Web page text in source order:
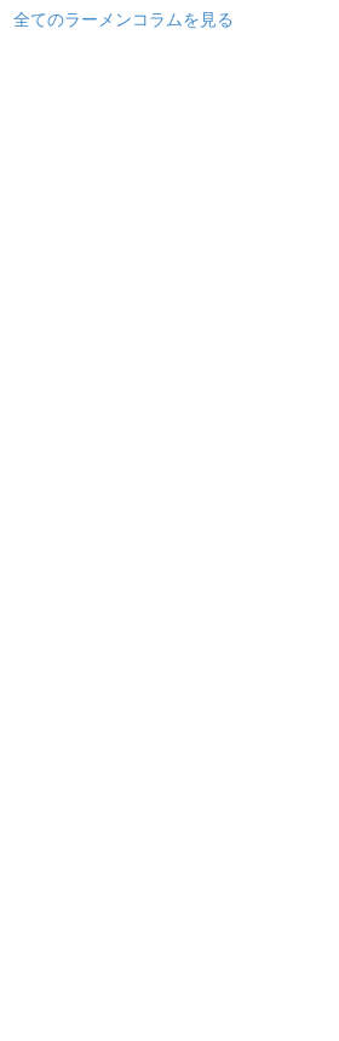
全てのラーメンコラムを見る